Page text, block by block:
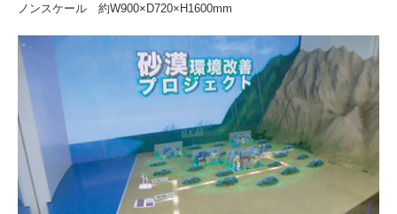
ノンスケール 約W900×D720×H1600mm